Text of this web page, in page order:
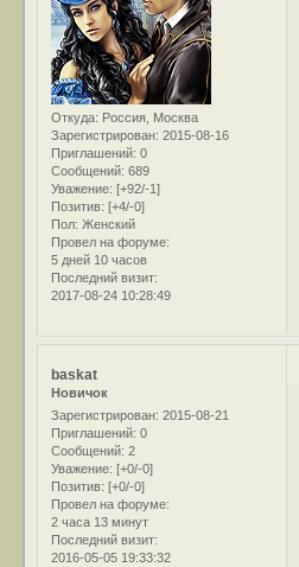
Откуда: Россия, Москва
Зарегистрирован: 2015-08-16
Приглашений: 0
Сообщений: 689
Уважение: [+92/-1]
Позитив: [+4/-0]
Пол: Женский
Провел на форуме:
5 дней 10 часов
Последний визит:
2017-08-24 10:28:49
baskat
Новичок
Зарегистрирован: 2015-08-21
Приглашений: 0
Сообщений: 2
Уважение: [+0/-0]
Позитив: [+0/-0]
Провел на форуме:
2 часа 13 минут
Последний визит:
2016-05-05 19:33:32